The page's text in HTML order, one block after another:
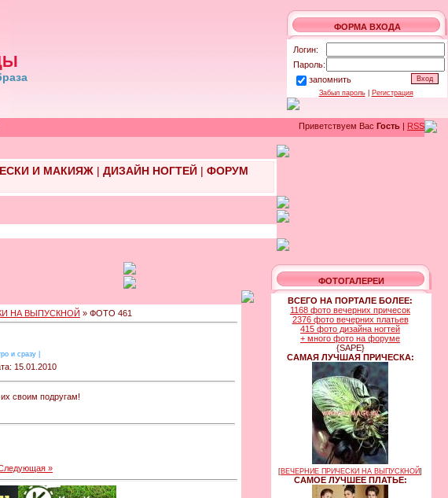
ФОРМА ВХОДА
Логин:
Пароль:
запомнить
Забыл пароль| Регистрация
Приветствуем Вас Гость | RSS
И МАКИЯЖ| ДИЗАЙН НОГТЕЙ| ФОРУМ
НА ВЫПУСКНОЙ » ФОТО 461
и сразу
15.01.2010
своим подругам!
»
ФОТОГАЛЕРЕИ
ВСЕГО НА ПОРТАЛЕ БОЛЕЕ:
1168 фото вечерних причесок
2376 фото вечерних платьев
415 фото дизайна ногтей
+ много фото на форуме
{SAPE}
САМАЯ ЛУЧШАЯ ПРИЧЕСКА:
[ВЕЧЕРНИЕ ПРИЧЕСКИ НА ВЫПУСКНОЙ]
САМОЕ ЛУЧШЕЕ ПЛАТЬЕ: